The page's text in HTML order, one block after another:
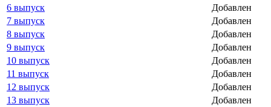
6 выпуск
Добавлен
7 выпуск
Добавлен
8 выпуск
Добавлен
9 выпуск
Добавлен
10 выпуск
Добавлен
11 выпуск
Добавлен
12 выпуск
Добавлен
13 выпуск
Добавлен